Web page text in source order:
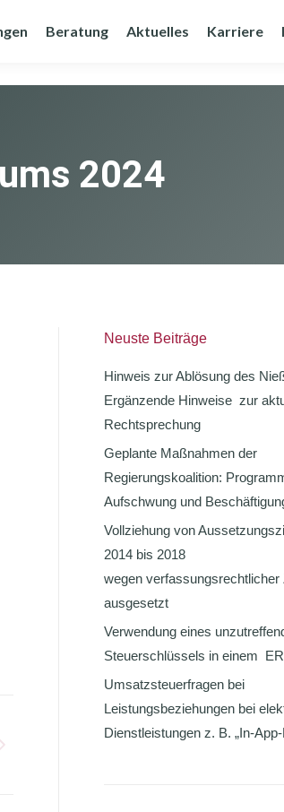
Beratung Aktuelles Karriere
2024
Neuste Beiträge
Hinweis zur Ablösung des
Ergänzende Hinweise zur
Rechtsprechung
Geplante Maßnahmen der
Regierungskoalition:
Aufschwung und
Vollziehung von
2014 bis 2018
wegen verfassungsrechtlicher
ausgesetzt
Verwendung eines
Steuerschlüssels in einem
Umsatzsteuerfragen bei
Leistungsbeziehungen bei
Dienstleistungen z. B. „In-App-